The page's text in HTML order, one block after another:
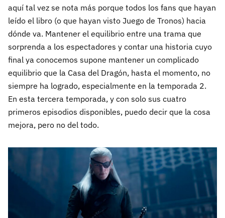
aquí tal vez se nota más porque todos los fans que hayan
leído el libro (o que hayan visto Juego de Tronos) hacia
dónde va. Mantener el equilibrio entre una trama que
sorprenda a los espectadores y contar una historia cuyo
final ya conocemos supone mantener un complicado
equilibrio que la Casa del Dragón, hasta el momento, no
siempre ha logrado, especialmente en la temporada 2.
En esta tercera temporada, y con solo sus cuatro
primeros episodios disponibles, puedo decir que la cosa
mejora, pero no del todo.